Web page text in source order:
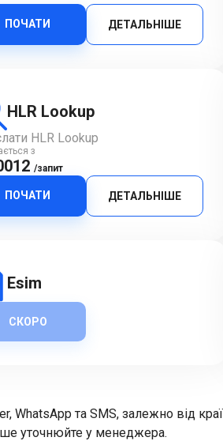
ПОЧАТИ ДЕТАЛЬНІШЕ
HLR Lookup
HLR Lookup
з
/запит
ПОЧАТИ ДЕТАЛЬНІШЕ
Esim
СКОРО
WhatsApp та SMS, залежно від
уточнюйте у менеджера.